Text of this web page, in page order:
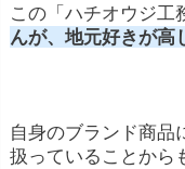
この「ハチオウジ工
んが、地元好きが高
自身のブランド商品
扱っていることから